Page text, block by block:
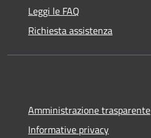
Leggi le FAQ
Richiesta assistenza
Amministrazione trasparente
Informative privacy